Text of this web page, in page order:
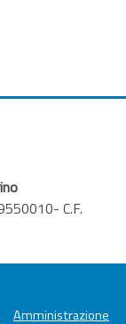
C.F.
Amministrazione